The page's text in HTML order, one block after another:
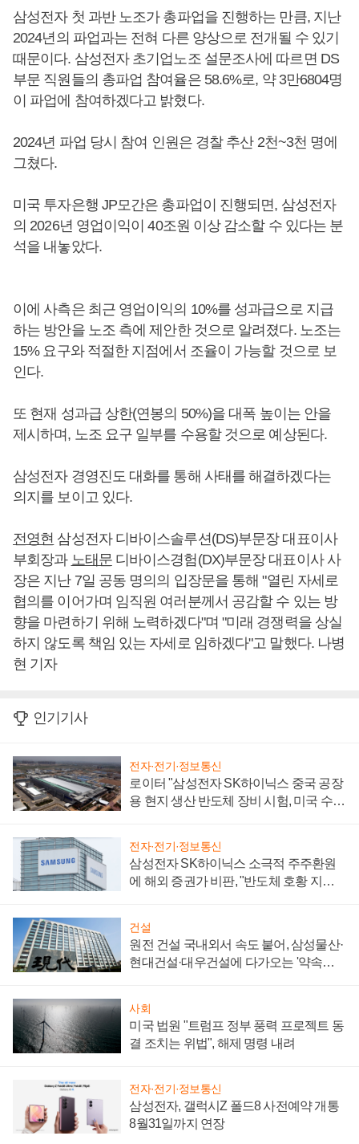
삼성전자 첫 과반 노조가 총파업을 진행하는 만큼, 지난
2024년의 파업과는 전혀 다른 양상으로 전개될 수 있기
때문이다. 삼성전자 초기업노조 설문조사에 따르면 DS
부문 직원들의 총파업 참여율은 58.6%로, 약 3만6804명
이 파업에 참여하겠다고 밝혔다.
2024년 파업 당시 참여 인원은 경찰 추산 2천~3천 명에
그쳤다.
미국 투자은행 JP모간은 총파업이 진행되면, 삼성전자
의 2026년 영업이익이 40조원 이상 감소할 수 있다는 분
석을 내놓았다.
이에 사측은 최근 영업이익의 10%를 성과급으로 지급
하는 방안을 노조 측에 제안한 것으로 알려졌다. 노조는
15% 요구와 적절한 지점에서 조율이 가능할 것으로 보
인다.
또 현재 성과급 상한(연봉의 50%)을 대폭 높이는 안을
제시하며, 노조 요구 일부를 수용할 것으로 예상된다.
삼성전자 경영진도 대화를 통해 사태를 해결하겠다는
의지를 보이고 있다.
전영현 삼성전자 디바이스솔루션(DS)부문장 대표이사
부회장과 노태문디바이스경험(DX)부문장 대표이사 사
장은 지난 7일 공동 명의의 입장문을 통해 "열린 자세로
협의를 이어가며 임직원 여러분께서 공감할 수 있는 방
향을 마련하기 위해 노력하겠다"며 "미래 경쟁력을 상실
하지 않도록 책임 있는 자세로 임하겠다"고 말했다. 나병
현 기자
인기기사
전자·전기·정보통신
로이터 "삼성전자 SK하이닉스 중국 공장
용 현지 생산 반도체 장비 시험, 미국 수출
전자·전기·정보통신
삼성전자 SK하이닉스 소극적 주주환원
에 해외 증권가 비판, "반도체 호황 지속
건설
원전 건설 국내외서 속도 붙어, 삼성물산·
현대건설·대우건설에 다가오는 '약속의
사회
미국 법원 "트럼프 정부 풍력 프로젝트 동
결 조치는 위법", 해제 명령 내려
전자·전기·정보통신
삼성전자, 갤럭시Z 폴드8 사전예약 개통
8월31일까지 연장